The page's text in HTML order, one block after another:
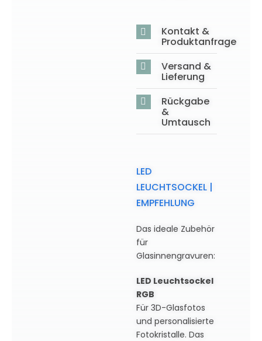
Kontakt &
Produktanfrage
Versand &
Lieferung
Rückgabe
&
Umtausch
LED
LEUCHTSOCKEL |
EMPFEHLUNG
Das ideale Zubehör
für
Glasinnengravuren:
LED Leuchtsockel
RGB
Für 3D-Glasfotos
und personalisierte
Fotokristalle. Das